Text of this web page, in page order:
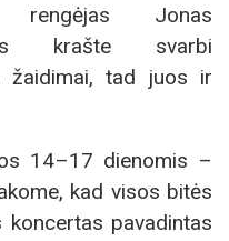
rengėjas Jonas
krašte svarbi
žaidimai, tad juos ir
14–17 dienomis –
kad visos bitės
pavadintas